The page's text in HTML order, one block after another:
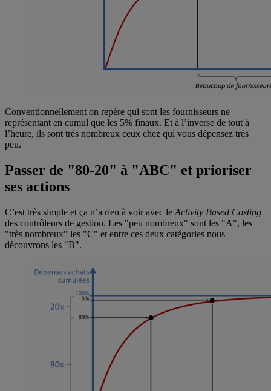
Conventionnellement on repère qui sont les fournisseurs ne
représentant en cumul que les 5% finaux. Et à l’inverse de tout à
l’heure, ils sont très nombreux ceux chez qui vous dépensez très
peu.
Passer de "80-20" à "ABC" et prioriser
ses actions
C’est très simple et ça n’a rien à voir avec le Activity Based Costing
des contrôleurs de gestion. Les "peu nombreux" sont les "A", les
"très nombreux" les "C" et entre ces deux catégories nous
découvrons les "B".